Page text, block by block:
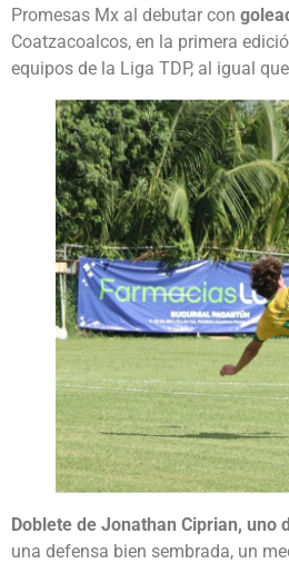
Promesas Mx al debutar con
Coatzacoalcos, en la primera
equipos de la Liga TDP, al igual
Doblete de Jonathan Ciprian, uno
una defensa bien sembrada, un